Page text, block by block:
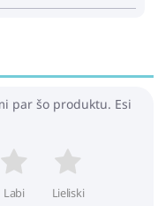
par šo produktu. Esi
Labi Lieliski